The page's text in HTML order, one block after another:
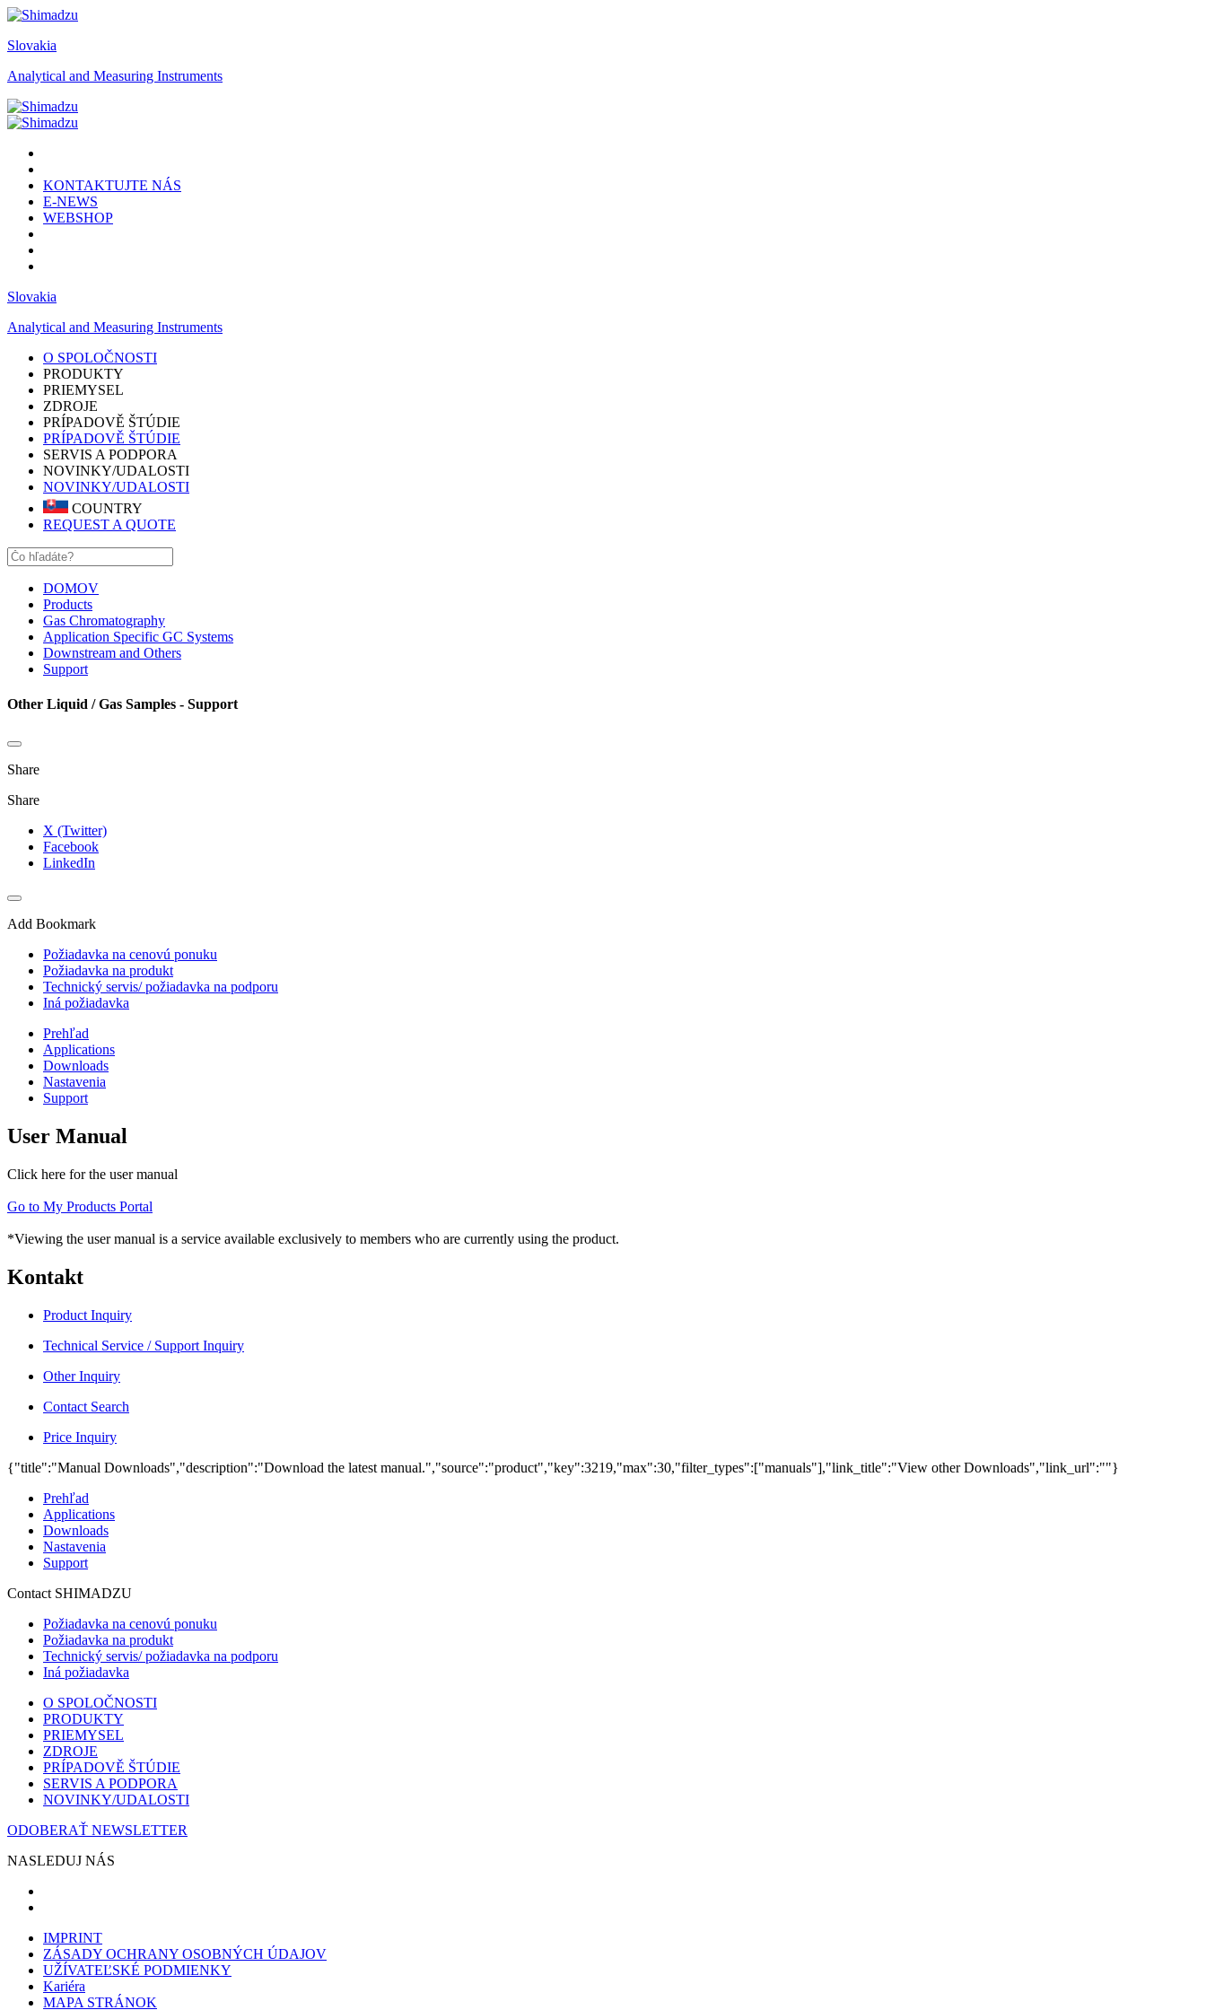
Slovakia
Analytical and Measuring Instruments
KONTAKTUJTE NÁS
E-NEWS
WEBSHOP
Slovakia
Analytical and Measuring Instruments
O SPOLOČNOSTI
PRODUKTY
PRIEMYSEL
ZDROJE
PRÍPADOVĚ ŠTÚDIE
PRÍPADOVĚ ŠTÚDIE
SERVIS A PODPORA
NOVINKY/UDALOSTI
NOVINKY/UDALOSTI
COUNTRY
REQUEST A QUOTE
DOMOV
Products
Gas Chromatography
Application Specific GC Systems
Downstream and Others
Support
Other Liquid / Gas Samples - Support
Share
Share
X (Twitter)
Facebook
LinkedIn
Add Bookmark
Požiadavka na cenovú ponuku
Požiadavka na produkt
Technický servis/ požiadavka na podporu
Iná požiadavka
Prehľad
Applications
Downloads
Nastavenia
Support
User Manual
Click here for the user manual
Go to My Products Portal
*Viewing the user manual is a service available exclusively to members who are currently using the product.
Kontakt
Product Inquiry
Technical Service / Support Inquiry
Other Inquiry
Contact Search
Price Inquiry
{"title":"Manual Downloads","description":"Download the latest manual.","source":"product","key":3219,"max":30,"filter_types":["manuals"],"link_title":"View other Downloads","link_url":""}
Prehľad
Applications
Downloads
Nastavenia
Support
Contact SHIMADZU
Požiadavka na cenovú ponuku
Požiadavka na produkt
Technický servis/ požiadavka na podporu
Iná požiadavka
O SPOLOČNOSTI
PRODUKTY
PRIEMYSEL
ZDROJE
PRÍPADOVĚ ŠTÚDIE
SERVIS A PODPORA
NOVINKY/UDALOSTI
ODOBERAŤ NEWSLETTER
NASLEDUJ NÁS
IMPRINT
ZÁSADY OCHRANY OSOBNÝCH ÚDAJOV
UŽÍVATEĽSKÉ PODMIENKY
Kariéra
MAPA STRÁNOK